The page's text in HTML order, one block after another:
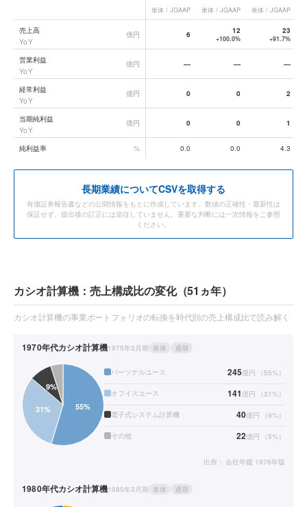
カシオ計算機
単体 / JGAAP 単体 / JGAAP 単体 / JGAAP
売上高
YoY
億円 6 12
+100.0%
23
+91.7%
営業利益
YoY
億円 — — —
経常利益
YoY
億円 0 0 2
当期純利益
YoY
億円 0 0 1
純利益率 % 0.0 0.0 4.3
長期業績についてCSVを取得する
有価証券報告書などの公開情報をもとに作成しています。数値の正確性・最新性は
保証せず、提出後の訂正には追従していません。重要な判断には一次情報をご参照
ください。
カシオ計算機：売上構成比の変化（51ヵ年）
カシオ計算機の事業ポートフォリオの転換を時代別の売上構成比で読み解く
1970年代カシオ計算機1975年3月期 単体 通期
パーソナルユース 245億円 （55%）
オフイスユース 141億円 （31%）
電子式システム計算機 40億円 （9%）
その他 22億円 （5%）
出所： 会社年鑑 1976年版
1980年代カシオ計算機1985年3月期 単体 通期